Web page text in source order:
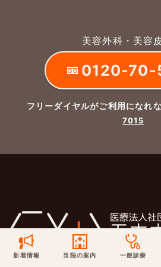
新着情報
当院からのお
新着ブログ
当院の案内
はじめての
アクセス・
一般診療
泌尿器科
※ 木・日・祝は休
一般診療
予約につ
電話でのお問
0120-50-5929
美容外科・美容
0120-70-
フリーダイヤルがご利用になれ
7015